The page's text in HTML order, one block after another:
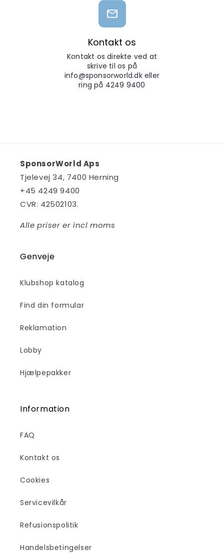
Kontakt os
Kontakt os direkte ved at
skrive til os på
info@sponsorworld.dk eller
ring på 4249 9400
SponsorWorld Aps
Tjelevej 34, 7400 Herning
+45 4249 9400
CVR: 42502103.
Alle priser er incl moms
Genveje
Klubshop katalog
Find din formular
Reklamation
Lobby
Hjælpepakker
Information
FAQ
Kontakt os
Cookies
Servicevilkår
Refusionspolitik
Handelsbetingelser